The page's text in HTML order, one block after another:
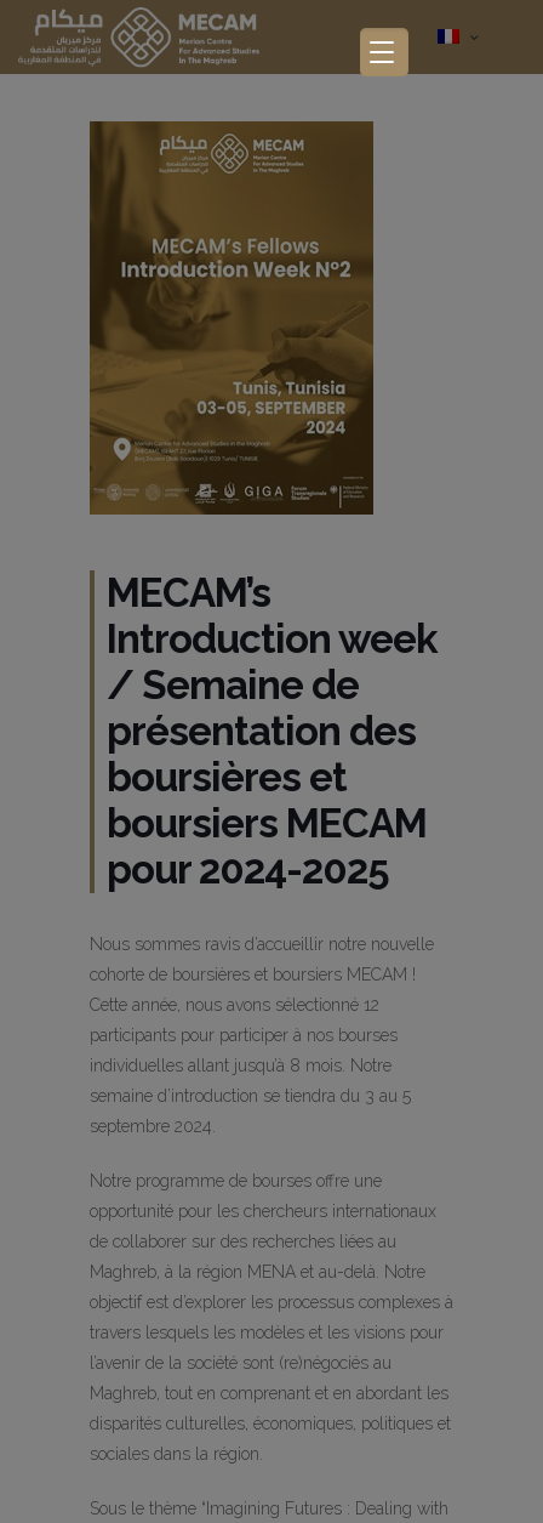
MECAM’s
Introduction week
/ Semaine de
présentation des
boursières et
boursiers MECAM
pour 2024-2025
Nous sommes ravis d’accueillir notre nouvelle
cohorte de boursières et boursiers MECAM !
Cette année, nous avons sélectionné 12
participants pour participer à nos bourses
individuelles allant jusqu’à 8 mois. Notre
semaine d’introduction se tiendra du 3 au 5
septembre 2024.
Notre programme de bourses offre une
opportunité pour les chercheurs internationaux
de collaborer sur des recherches liées au
Maghreb, à la région MENA et au-delà. Notre
objectif est d’explorer les processus complexes à
travers lesquels les modèles et les visions pour
l’avenir de la société sont (re)négociés au
Maghreb, tout en comprenant et en abordant les
disparités culturelles, économiques, politiques et
sociales dans la région.
Sous le thème “Imagining Futures : Dealing with